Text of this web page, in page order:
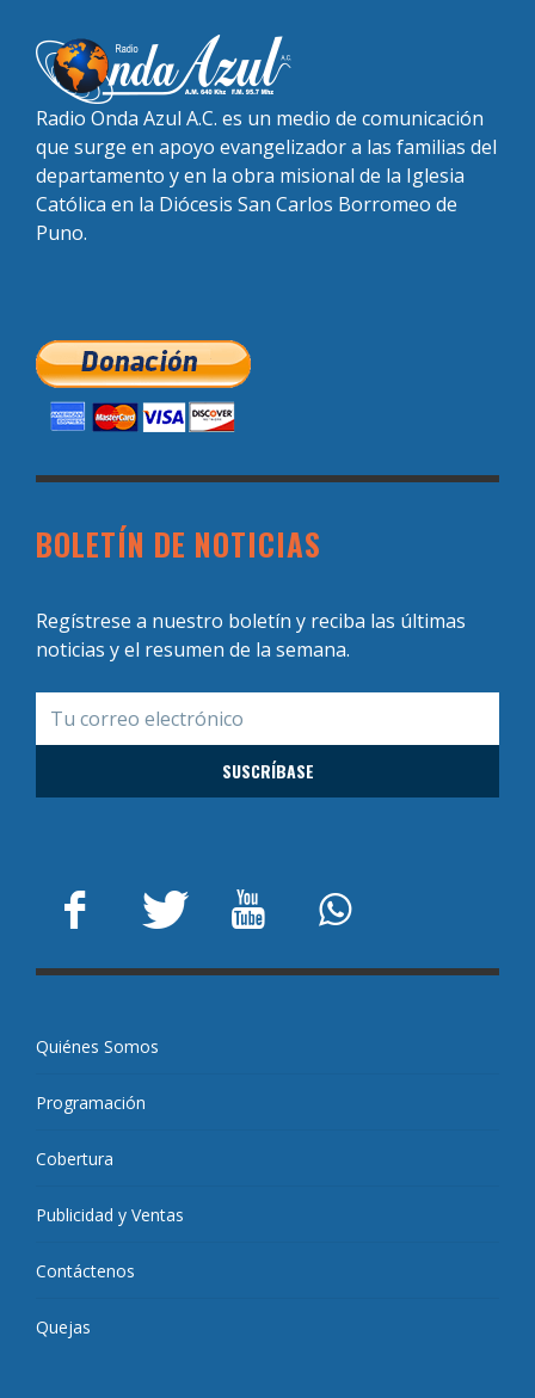
Radio Onda Azul A.C. es un medio de comunicación
que surge en apoyo evangelizador a las familias del
departamento y en la obra misional de la Iglesia
Católica en la Diócesis San Carlos Borromeo de
Puno.
BOLETÍN DE NOTICIAS
Regístrese a nuestro boletín y reciba las últimas
noticias y el resumen de la semana.
Quiénes Somos
Programación
Cobertura
Publicidad y Ventas
Contáctenos
Quejas